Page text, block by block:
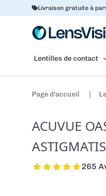
Livraison gratuite à
Lentilles de contact
Page d'accueil
ACUVUE
265